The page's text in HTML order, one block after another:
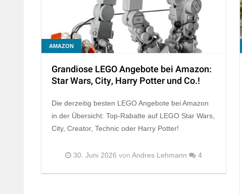
AMAZON
Grandiose LEGO Angebote bei Amazon:
Star Wars, City, Harry Potter und Co.!
Die derzeitig besten LEGO Angebote bei Amazon
in der Übersicht: Top-Rabatte auf LEGO Star Wars,
City, Creator, Technic oder Harry Potter!
30. Juni 2026 von Andres Lehmann 4